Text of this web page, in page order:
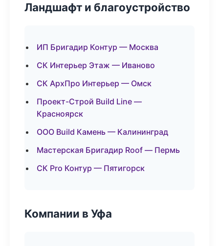
Ландшафт и благоустройство
ИП Бригадир Контур — Москва
СК Интерьер Этаж — Иваново
СК АрхПро Интерьер — Омск
Проект-Строй Build Line —
Красноярск
ООО Build Камень — Калининград
Мастерская Бригадир Roof — Пермь
СК Pro Контур — Пятигорск
Компании в Уфа